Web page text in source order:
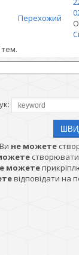
Перехожий
тем.
Ви не можете
можете
відповідати на